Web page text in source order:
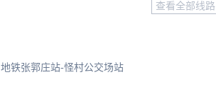
查看全部线路
地铁张郭庄站-怪村公交场站